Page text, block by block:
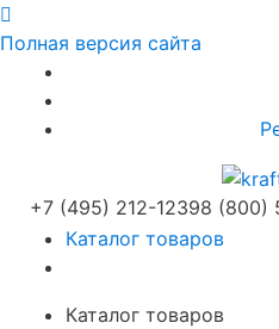
Полная версия сайта
+7 (495) 212-12398 (800)
Каталог товаров
Каталог товаров